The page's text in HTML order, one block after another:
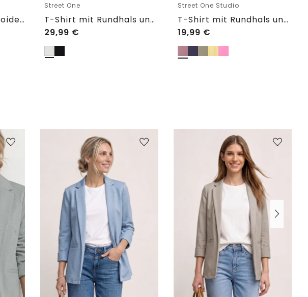
Shirtbluse mit Embroidery-Front
Street One
T-Shirt mit Rundhals und Spitze
29,99 €
Street One Studio
T-Shirt mit Rundhals und Embroidery-Detail
19,99 €